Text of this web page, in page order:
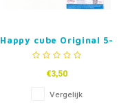
Happy cube Original 5-
99 jaar
€3,50
Vergelijk